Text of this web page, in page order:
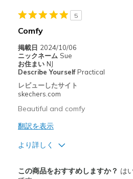
以下に最適
Casual Wear
Going Out
Travel
Width
Sizing
Feels true to
5
Comfy
掲載日 2024/10/06
ニックネーム Sue
お住まい NJ
Describe Yourself Practical
レビューしたサイト
skechers.com
Beautiful and comfy
翻訳を表示
より詳しく
この商品をおすすめしますか？ は